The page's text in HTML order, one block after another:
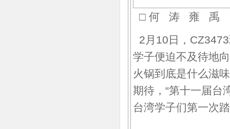
□ 何 涛 雍 禹
2月10日，
学子便迫不及待地
火锅到底是什么滋
期待，“第十一届台
台湾学子们第一次